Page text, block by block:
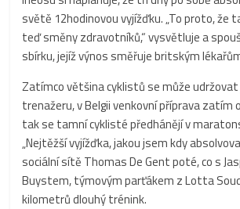
světě 12hodinovou vyjížďku. „To proto, že
teď směny zdravotníků,“ vysvětluje a
sbírku, jejíž výnos směřuje britským
Zatímco většina cyklistů se může udržovat
trenažeru, v Belgii venkovní příprava zatím
tak se tamní cyklisté předhánějí v
„Nejtěžší vyjížďka, jakou jsem kdy
sociální sítě Thomas De Gent poté, co s
Buystem, týmovým parťákem z Lotta
kilometrů dlouhý trénink.